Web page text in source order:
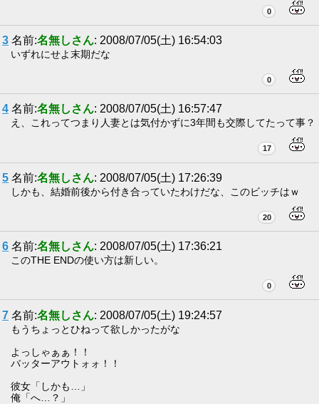
0
3 名前:名無しさん: 2008/07/05(土) 16:54:03
いずれにせよ末期だな
0
4 名前:名無しさん: 2008/07/05(土) 16:57:47
え、これってつまり人妻とは気付かずに3年間も交際してたって事？
17
5 名前:名無しさん: 2008/07/05(土) 17:26:39
しかも、結婚前後から付き合っていたわけだな、このビッチはｗ
20
6 名前:名無しさん: 2008/07/05(土) 17:36:21
このTHE ENDの使い方は新しい。
0
7 名前:名無しさん: 2008/07/05(土) 19:24:57
もうちょっとひねって欲しかったがな
よっしゃぁぁ！！
バッターアウトォォ！！
彼女「しかも…」
俺「へ…？」